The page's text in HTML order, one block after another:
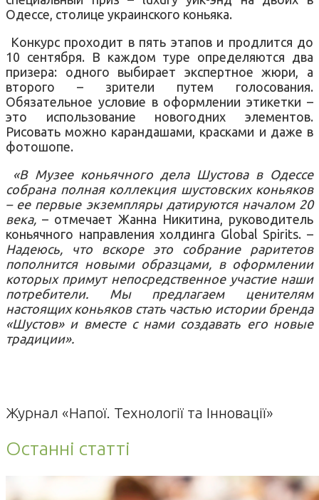
Одессе, столице украинского коньяка.
Конкурс проходит в пять этапов и продлится до
10 сентября. В каждом туре определяются два
призера: одного выбирает экспертное жюри, а
второго – зрители путем голосования.
Обязательное условие в оформлении этикетки –
это использование новогодних элементов.
Рисовать можно карандашами, красками и даже в
фотошопе.
«В Музее коньячного дела Шустова в Одессе
собрана полная коллекция шустовских коньяков
– ее первые экземпляры датируются началом 20
века, – отмечает Жанна Никитина, руководитель
коньячного направления холдинга Global Spirits. –
Надеюсь, что вскоре это собрание раритетов
пополнится новыми образцами, в оформлении
которых примут непосредственное участие наши
потребители. Мы предлагаем ценителям
настоящих коньяков стать частью истории бренда
«Шустов» и вместе с нами создавать его новые
традиции».
Журнал «Напої. Технології та Інновації»
Останні статті